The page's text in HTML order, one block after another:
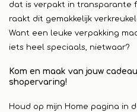
dat is verpakt in transparante
raakt dit gemakkelijk
Want een leuke verpakking
iets heel speciaals, nietwaar?
Kom en maak van jouw
shopervaring!
Houd op mijn Home pagina in